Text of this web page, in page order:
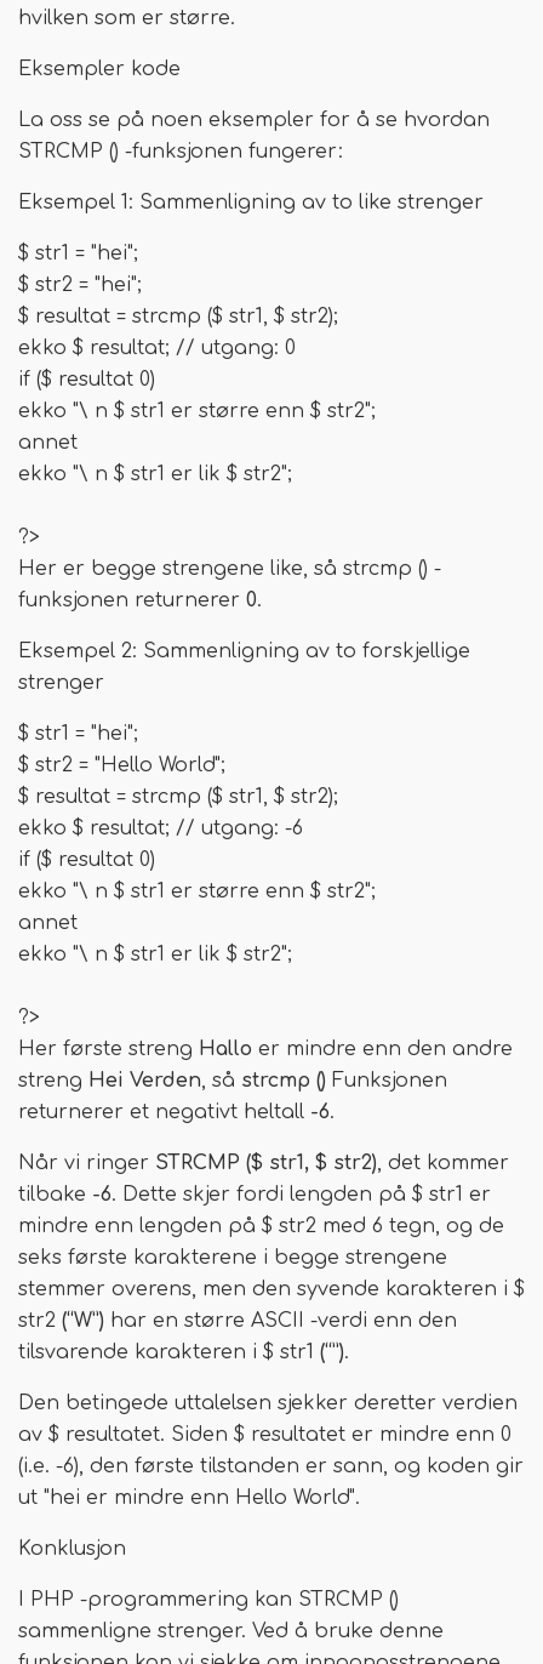
hvilken som er større.
Eksempler kode
La oss se på noen eksempler for å se hvordan
STRCMP () -funksjonen fungerer:
Eksempel 1: Sammenligning av to like strenger
$ str1 = "hei";
$ str2 = "hei";
$ resultat = strcmp ($ str1, $ str2);
ekko $ resultat; // utgang: 0
if ($ resultat 0)
ekko "\ n $ str1 er større enn $ str2";
annet
ekko "\ n $ str1 er lik $ str2";
?>
Her er begge strengene like, så strcmp () -
funksjonen returnerer 0.
Eksempel 2: Sammenligning av to forskjellige
strenger
$ str1 = "hei";
$ str2 = "Hello World";
$ resultat = strcmp ($ str1, $ str2);
ekko $ resultat; // utgang: -6
if ($ resultat 0)
ekko "\ n $ str1 er større enn $ str2";
annet
ekko "\ n $ str1 er lik $ str2";
?>
Her første streng Hallo er mindre enn den andre
streng Hei Verden, så strcmp () Funksjonen
returnerer et negativt heltall -6.
Når vi ringer STRCMP ($ str1, $ str2), det kommer
tilbake -6. Dette skjer fordi lengden på $ str1 er
mindre enn lengden på $ str2 med 6 tegn, og de
seks første karakterene i begge strengene
stemmer overens, men den syvende karakteren i $
str2 (“W”) har en større ASCII -verdi enn den
tilsvarende karakteren i $ str1 (“”).
Den betingede uttalelsen sjekker deretter verdien
av $ resultatet. Siden $ resultatet er mindre enn 0
(i.e. -6), den første tilstanden er sann, og koden gir
ut "hei er mindre enn Hello World".
Konklusjon
I PHP -programmering kan STRCMP ()
sammenligne strenger. Ved å bruke denne